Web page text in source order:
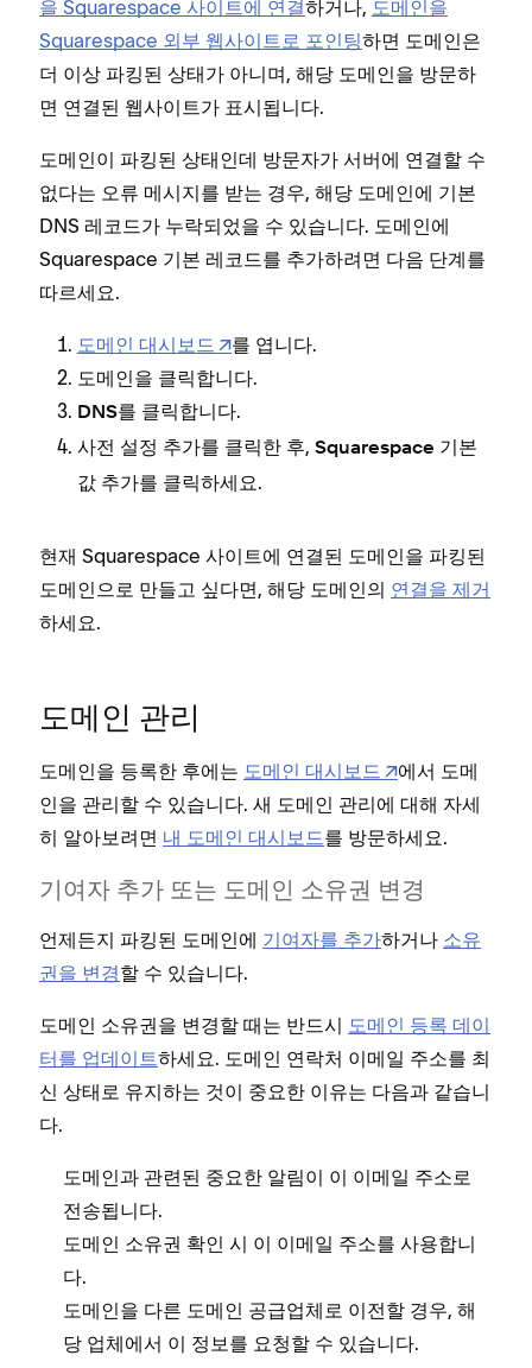
을 Squarespace 사이트에 연결하거나, 도메인을
Squarespace 외부 웹사이트로 포인팅하면 도메인은
더 이상 파킹된 상태가 아니며, 해당 도메인을 방문하
면 연결된 웹사이트가 표시됩니다.
도메인이 파킹된 상태인데 방문자가 서버에 연결할 수
없다는 오류 메시지를 받는 경우, 해당 도메인에 기본
DNS 레코드가 누락되었을 수 있습니다. 도메인에
Squarespace 기본 레코드를 추가하려면 다음 단계를
따르세요.
도메인 대시보드
를 엽니다.
도메인을 클릭합니다.
DNS를 클릭합니다.
사전 설정 추가를 클릭한 후, Squarespace 기본
값 추가를 클릭하세요.
현재 Squarespace 사이트에 연결된 도메인을 파킹된
도메인으로 만들고 싶다면, 해당 도메인의 연결을 제거
하세요.
도메인 관리
도메인을 등록한 후에는 도메인 대시보드
에서 도메
인을 관리할 수 있습니다. 새 도메인 관리에 대해 자세
히 알아보려면 내 도메인 대시보드를 방문하세요.
기여자 추가 또는 도메인 소유권 변경
언제든지 파킹된 도메인에 기여자를 추가하거나 소유
권을 변경할 수 있습니다.
도메인 소유권을 변경할 때는 반드시 도메인 등록 데이
터를 업데이트하세요. 도메인 연락처 이메일 주소를 최
신 상태로 유지하는 것이 중요한 이유는 다음과 같습니
다.
도메인과 관련된 중요한 알림이 이 이메일 주소로
전송됩니다.
도메인 소유권 확인 시 이 이메일 주소를 사용합니
다.
도메인을 다른 도메인 공급업체로 이전할 경우, 해
당 업체에서 이 정보를 요청할 수 있습니다.